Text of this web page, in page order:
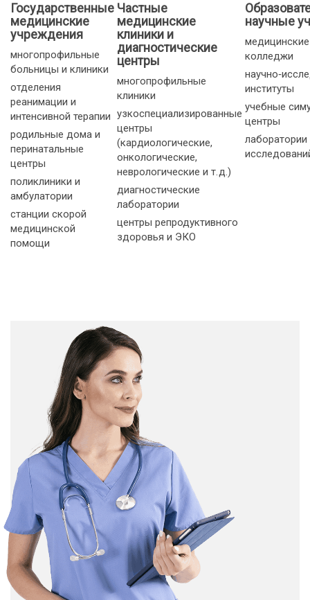
Государственные
медицинские
учреждения
многопрофильные
больницы и клиники
отделения
реанимации и
интенсивной терапии
родильные дома и
перинатальные
центры
поликлиники и
амбулатории
станции скорой
медицинской
помощи
Частные
медицинские
клиники и
диагностические
центры
многопрофильные
клиники
узкоспециализированные
центры
(кардиологические,
онкологические,
неврологические и т. д.)
диагностические
лаборатории
центры репродуктивного
здоровья и ЭКО
научные
колледжи
институты
учебные
центры
лаборатории